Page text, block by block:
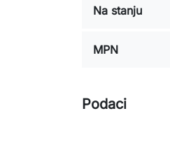
Na stanju
MPN
Podaci